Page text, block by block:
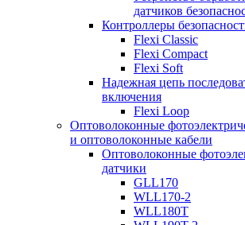
датчиков
Контроллеры
Flexi Classic
Flexi Compact
Flexi Soft
Надежная цепь
включения
Flexi Loop
Оптоволоконные
и оптоволоконные кабели
Оптоволоконные
датчики
GLL170
WLL170-2
WLL180T